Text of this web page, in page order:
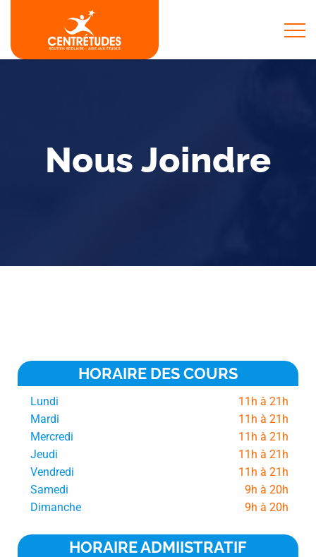
Nous Joindre
HORAIRE DES COURS
Lundi
11h à 21h
Mardi
11h à 21h
Mercredi
11h à 21h
Jeudi
11h à 21h
Vendredi
11h à 21h
Samedi
9h à 20h
Dimanche
9h à 20h
HORAIRE ADMIISTRATIF